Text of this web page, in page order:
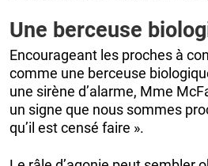
Une berceuse
Encourageant les proches à
comme une berceuse
une sirène d’alarme, Mme
un signe que nous sommes
qu’il est censé faire ».